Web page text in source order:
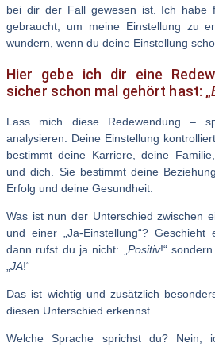
bei dir der Fall gewesen ist. Ich habe
gebraucht, um meine Einstellung zu
wundern, wenn du deine Einstellung
Hier gebe ich dir eine
sicher schon mal gehört hast: „
Lass mich diese Redewendung –
analysieren. Deine Einstellung
bestimmt deine Karriere, deine
und dich. Sie bestimmt deine
Erfolg und deine Gesundheit.
Was ist nun der Unterschied zwischen
und einer „Ja-Einstellung“? Geschieht
dann rufst du ja nicht: „ Positiv!“
JA!“
Das ist wichtig und zusätzlich
diesen Unterschied erkennst.
Welche Sprache sprichst du? Nein,